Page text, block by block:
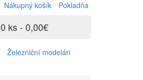
Nákupný košík Pokladňa
0 ks - 0,00€
Železniční modelári